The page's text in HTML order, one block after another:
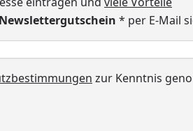
* per E-Mail
zur Kenntnis